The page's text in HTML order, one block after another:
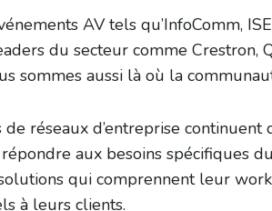
AV tels qu’InfoComm,
du secteur comme Crestron,
sommes aussi là où la
réseaux d’entreprise continuent
aux besoins spécifiques
qui comprennent leur
à leurs clients.